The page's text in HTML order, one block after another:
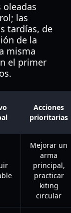
oleadas
las
tardías, de
de la
misma
el primer
Acciones
prioritarias
Mejorar un
arma
principal,
practicar
kiting
circular